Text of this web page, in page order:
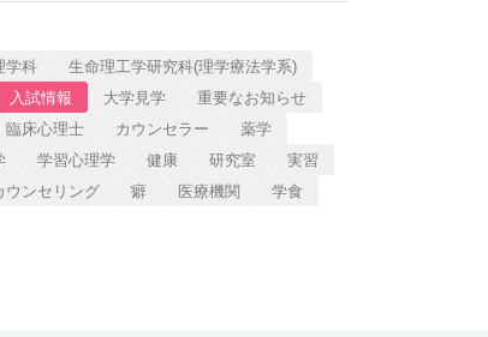
学科
生命理工学研究科(理学療法学系)
入試情報 大学見学
重要なお知らせ
臨床心理士 カウンセラー
薬学
学習心理学 健康 研究室
実習
ウンセリング 癖 医療機関
学食